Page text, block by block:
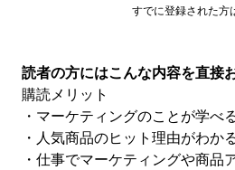
すでに登録された方
読者の方にはこんな内容を直接
購読メリット
・マーケティングのことが学べ
・人気商品のヒット理由がわか
・仕事でマーケティングや商品